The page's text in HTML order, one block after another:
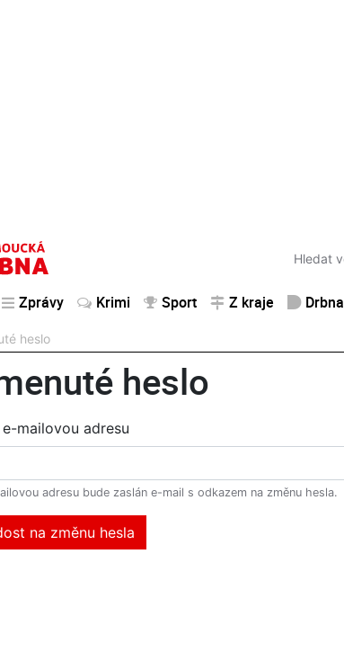
Zprávy Krimi Sport Z kraje Drbna
heslo
heslo
mailovou adresu
adresu bude zaslán e-mail s odkazem na změnu hesla.
na změnu hesla